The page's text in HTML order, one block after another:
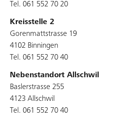
Tel. 061 552 70 20
Kreisstelle 2
Gorenmattstrasse 19
4102 Binningen
Tel. 061 552 70 40
Nebenstandort Allschwil
Baslerstrasse 255
4123 Allschwil
Tel. 061 552 70 40